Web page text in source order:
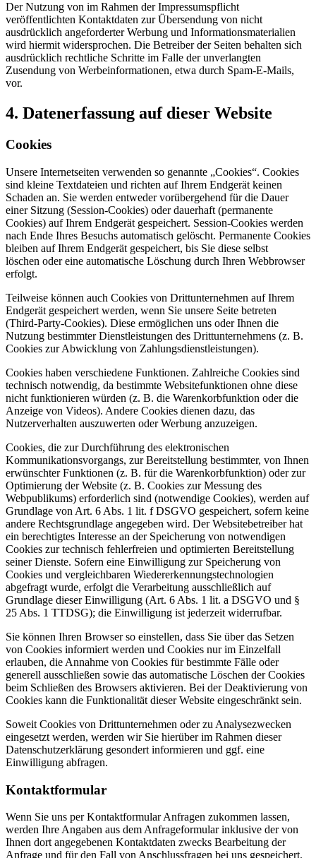
Der Nutzung von im Rahmen der Impressumspflicht
veröffentlichten Kontaktdaten zur Übersendung von nicht
ausdrücklich angeforderter Werbung und Informationsmaterialien
wird hiermit widersprochen. Die Betreiber der Seiten behalten sich
ausdrücklich rechtliche Schritte im Falle der unverlangten
Zusendung von Werbeinformationen, etwa durch Spam-E-Mails,
vor.
4. Datenerfassung auf dieser Website
Cookies
Unsere Internetseiten verwenden so genannte „Cookies“. Cookies
sind kleine Textdateien und richten auf Ihrem Endgerät keinen
Schaden an. Sie werden entweder vorübergehend für die Dauer
einer Sitzung (Session-Cookies) oder dauerhaft (permanente
Cookies) auf Ihrem Endgerät gespeichert. Session-Cookies werden
nach Ende Ihres Besuchs automatisch gelöscht. Permanente Cookies
bleiben auf Ihrem Endgerät gespeichert, bis Sie diese selbst
löschen oder eine automatische Löschung durch Ihren Webbrowser
erfolgt.
Teilweise können auch Cookies von Drittunternehmen auf Ihrem
Endgerät gespeichert werden, wenn Sie unsere Seite betreten
(Third-Party-Cookies). Diese ermöglichen uns oder Ihnen die
Nutzung bestimmter Dienstleistungen des Drittunternehmens (z. B.
Cookies zur Abwicklung von Zahlungsdienstleistungen).
Cookies haben verschiedene Funktionen. Zahlreiche Cookies sind
technisch notwendig, da bestimmte Websitefunktionen ohne diese
nicht funktionieren würden (z. B. die Warenkorbfunktion oder die
Anzeige von Videos). Andere Cookies dienen dazu, das
Nutzerverhalten auszuwerten oder Werbung anzuzeigen.
Cookies, die zur Durchführung des elektronischen
Kommunikationsvorgangs, zur Bereitstellung bestimmter, von Ihnen
erwünschter Funktionen (z. B. für die Warenkorbfunktion) oder zur
Optimierung der Website (z. B. Cookies zur Messung des
Webpublikums) erforderlich sind (notwendige Cookies), werden auf
Grundlage von Art. 6 Abs. 1 lit. f DSGVO gespeichert, sofern keine
andere Rechtsgrundlage angegeben wird. Der Websitebetreiber hat
ein berechtigtes Interesse an der Speicherung von notwendigen
Cookies zur technisch fehlerfreien und optimierten Bereitstellung
seiner Dienste. Sofern eine Einwilligung zur Speicherung von
Cookies und vergleichbaren Wiedererkennungstechnologien
abgefragt wurde, erfolgt die Verarbeitung ausschließlich auf
Grundlage dieser Einwilligung (Art. 6 Abs. 1 lit. a DSGVO und §
25 Abs. 1 TTDSG); die Einwilligung ist jederzeit widerrufbar.
Sie können Ihren Browser so einstellen, dass Sie über das Setzen
von Cookies informiert werden und Cookies nur im Einzelfall
erlauben, die Annahme von Cookies für bestimmte Fälle oder
generell ausschließen sowie das automatische Löschen der Cookies
beim Schließen des Browsers aktivieren. Bei der Deaktivierung von
Cookies kann die Funktionalität dieser Website eingeschränkt sein.
Soweit Cookies von Drittunternehmen oder zu Analysezwecken
eingesetzt werden, werden wir Sie hierüber im Rahmen dieser
Datenschutzerklärung gesondert informieren und ggf. eine
Einwilligung abfragen.
Kontaktformular
Wenn Sie uns per Kontaktformular Anfragen zukommen lassen,
werden Ihre Angaben aus dem Anfrageformular inklusive der von
Ihnen dort angegebenen Kontaktdaten zwecks Bearbeitung der
Anfrage und für den Fall von Anschlussfragen bei uns gespeichert.